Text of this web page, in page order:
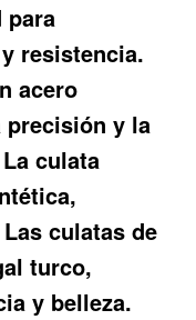
para
resistencia.
acero
precisión y la
culata
culatas de
turco,
y belleza.